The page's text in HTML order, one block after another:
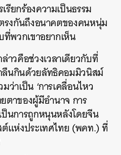
รียกร้องความเป็นธรรม
รงกันถึงอนาคตของคนหนุ่ม
พวกเขาอยากเห็น
าวคือช่วงเวลาเดียวกับที่
ลืนกินด้วยลัทธิคอมมิวนิสม์
าเป็น ‘การเคลื่อนไหว
ตาของผู้มีอำนาจ การ
นการถูกหนุนหลังโดยจีน
แห่งประเทศไทย (พคท.) ที่